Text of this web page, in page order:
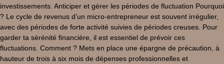
investissements. Anticiper et gérer les périodes de fluctuation Pourquoi
? Le cycle de revenus d’un micro-entrepreneur est souvent irrégulier,
avec des périodes de forte activité suivies de périodes creuses. Pour
garder ta sérénité financière, il est essentiel de prévoir ces
fluctuations. Comment ? Mets en place une épargne de précaution, à
hauteur de trois à six mois de dépenses professionnelles et